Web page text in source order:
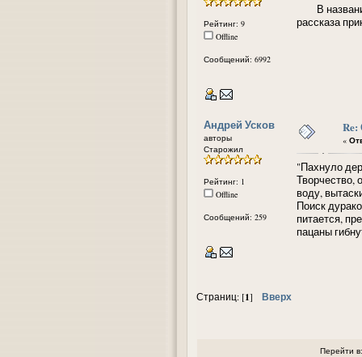
Рейтинг: 9
Offline
Сообщений: 6992
В
рассказа
Андрей Усков
авторы
Старожил
Рейтинг: 1
Offline
Сообщений: 259
«
"Пахнуло
Творчество,
воду,
Поиск
питается,
пацаны
Страниц: [1] Вверх
Перейти в: